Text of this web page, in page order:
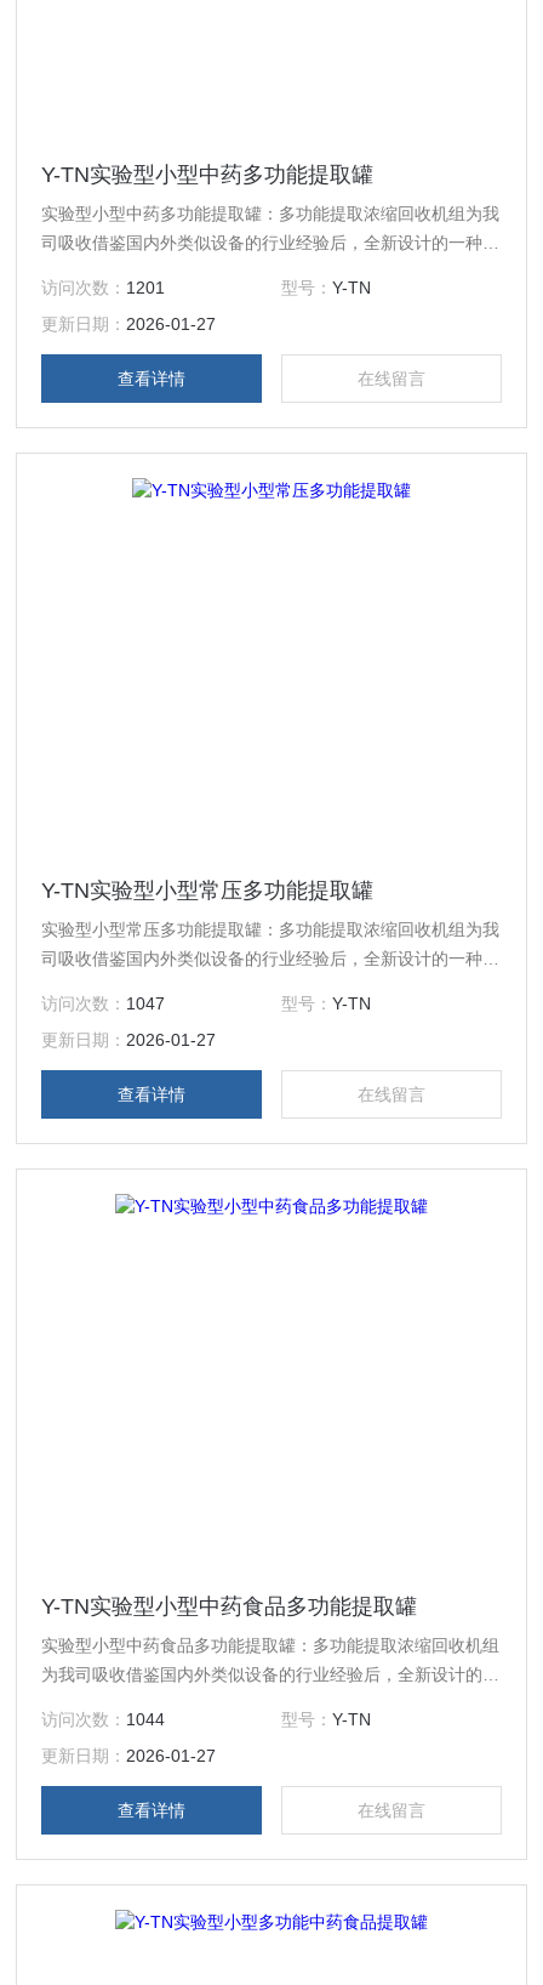
Y-TN实验型小型中药多功能提取罐
实验型小型中药多功能提取罐：多功能提取浓缩回收机组为我
司吸收借鉴国内外类似设备的行业经验后，全新设计的一种小
所、植提化工、生物发酵等行业，用于小试、中试研发、小规
模成品生产。
访问次数： 1201 型号： Y-TN
更新日期： 2026-01-27
查看详情 在线留言
Y-TN实验型小型常压多功能提取罐
实验型小型常压多功能提取罐：多功能提取浓缩回收机组为我
司吸收借鉴国内外类似设备的行业经验后，全新设计的一种小
所、植提化工、生物发酵等行业，用于小试、中试研发、小规
模成品生产。
访问次数： 1047 型号： Y-TN
更新日期： 2026-01-27
查看详情 在线留言
Y-TN实验型小型中药食品多功能提取罐
实验型小型中药食品多功能提取罐：多功能提取浓缩回收机组
为我司吸收借鉴国内外类似设备的行业经验后，全新设计的一
研院所、植提化工、生物发酵等行业，用于小试、中试研发、
小规模成品生产。
访问次数： 1044 型号： Y-TN
更新日期： 2026-01-27
查看详情 在线留言